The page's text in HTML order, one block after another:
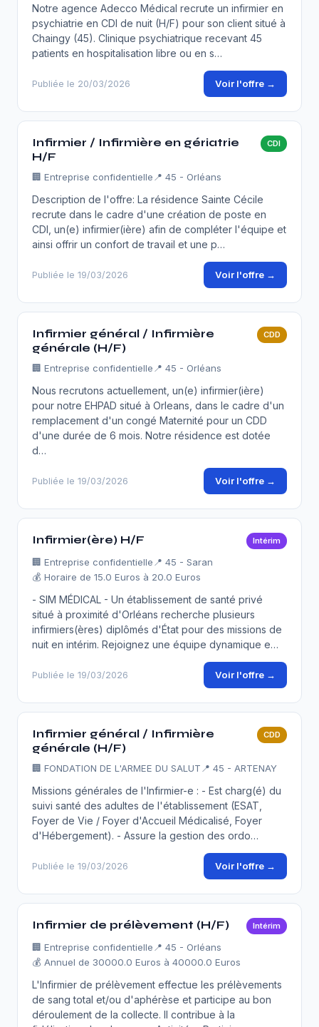
Notre agence Adecco Médical recrute un infirmier en
psychiatrie en CDI de nuit (H/F) pour son client situé à
Chaingy (45). Clinique psychiatrique recevant 45
patients en hospitalisation libre ou en s…
Publiée le 20/03/2026 Voir l'offre →
Infirmier / Infirmière en gériatrie
H/F
CDI
🏢 Entreprise confidentielle 📍 45 - Orléans
Description de l'offre: La résidence Sainte Cécile
recrute dans le cadre d'une création de poste en
CDI, un(e) infirmier(ière) afin de compléter l'équipe et
ainsi offrir un confort de travail et une p…
Publiée le 19/03/2026 Voir l'offre →
Infirmier général / Infirmière
générale (H/F)
CDD
🏢 Entreprise confidentielle 📍 45 - Orléans
Nous recrutons actuellement, un(e) infirmier(ière)
pour notre EHPAD situé à Orleans, dans le cadre d'un
remplacement d'un congé Maternité pour un CDD
d'une durée de 6 mois. Notre résidence est dotée
d…
Publiée le 19/03/2026 Voir l'offre →
Infirmier(ère) H/F Intérim
🏢 Entreprise confidentielle 📍 45 - Saran
💰 Horaire de 15.0 Euros à 20.0 Euros
- SIM MÉDICAL - Un établissement de santé privé
situé à proximité d'Orléans recherche plusieurs
infirmiers(ères) diplômés d'État pour des missions de
nuit en intérim. Rejoignez une équipe dynamique e…
Publiée le 19/03/2026 Voir l'offre →
Infirmier général / Infirmière
générale (H/F)
CDD
🏢 FONDATION DE L'ARMEE DU SALUT 📍 45 - ARTENAY
Missions générales de l'Infirmier-e : - Est charg(é) du
suivi santé des adultes de l'établissement (ESAT,
Foyer de Vie / Foyer d'Accueil Médicalisé, Foyer
d'Hébergement). - Assure la gestion des ordo…
Publiée le 19/03/2026 Voir l'offre →
Infirmier de prélèvement (H/F) Intérim
🏢 Entreprise confidentielle 📍 45 - Orléans
💰 Annuel de 30000.0 Euros à 40000.0 Euros
L'Infirmier de prélèvement effectue les prélèvements
de sang total et/ou d'aphérèse et participe au bon
déroulement de la collecte. Il contribue à la